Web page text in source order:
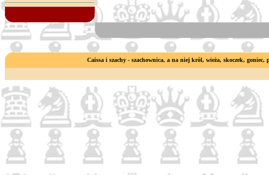
Caissa i szachy - szachownica, a na niej król, wieża, skoczek,